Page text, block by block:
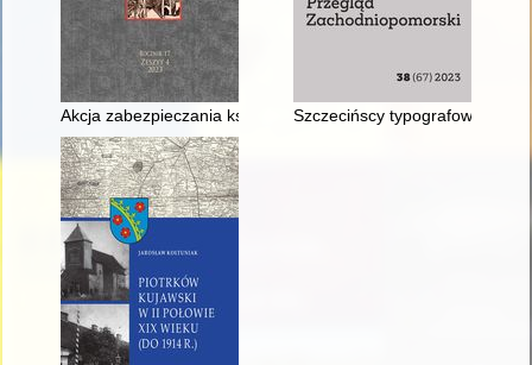
Akcja zabezpieczania księgozbiorów i bibliotek w latach
Szczecińscy typografowie